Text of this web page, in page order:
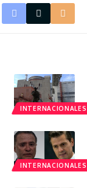
INTERNACIONALES
INTERNACIONALES